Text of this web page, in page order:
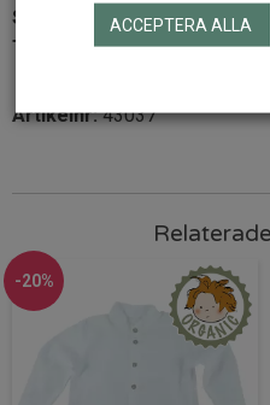
Storlek:
60, 70, 80, 90, 100 cl
Tvätt:
40°C, hängtorkning,
Artikelnr:43037
-20%
ACCEPTERA ALLA